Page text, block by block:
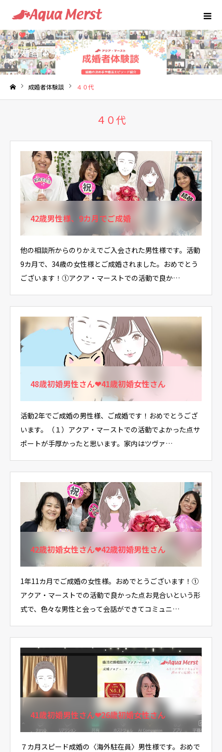
成婚者体験談
成婚者体験談 ４０代
４０代
42歳男性様、9カ月でご成婚
他の相談所からのりかえでご入会された男性様です。活動
9カ月で、34歳の女性様とご成婚されました。おめでとう
ございます！①アクア・マーストでの活動で良か…
48歳初婚男性さん❤41歳初婚女性さん
活動2年でご成婚の男性様、ご成婚です！おめでとうござ
います。（１）アクア・マーストでの活動でよかった点サ
ポートが手厚かったと思います。家内はツヴァ…
42歳初婚女性さん❤42歳初婚男性さん
1年11カ月でご成婚の女性様。おめでとうございます！①
アクア・マーストでの活動で良かった点お見合いという形
式で、色々な男性と会って会話ができてコミュニ…
41歳初婚男性さん❤26歳初婚女性さん
７カ月スピード成婚の〈海外駐在員〉男性様です。おめで